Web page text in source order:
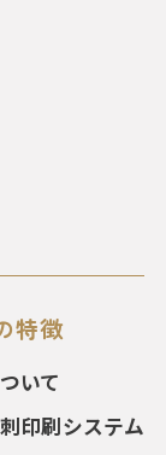
特徴
いて
印刷システム